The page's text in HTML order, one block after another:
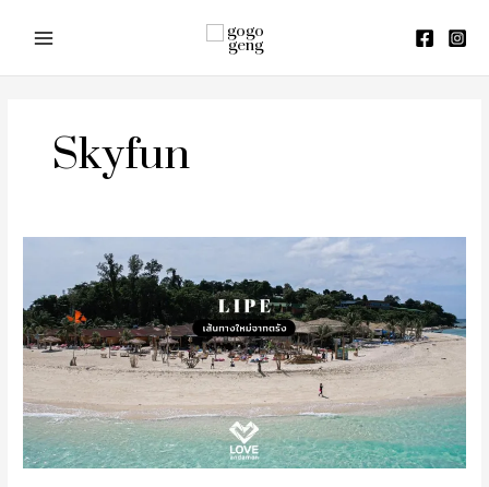
Skyfun
เกาะ
หลี
เป๊ะ
เส้น
ทาง
ใหม่
จาก
เมือง